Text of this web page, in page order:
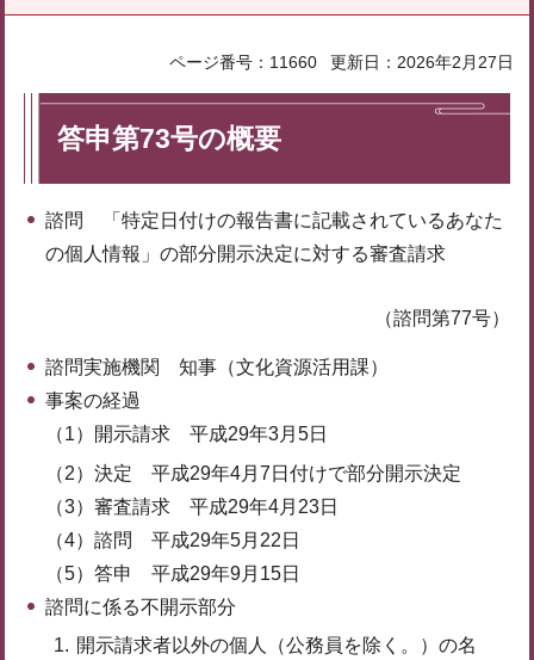
ページ番号：11660 更新日：2026年2月27日
答申第73号の概要
諮問 「特定日付けの報告書に記載されているあなた
の個人情報」の部分開示決定に対する審査請求
（諮問第77号）
諮問実施機関 知事（文化資源活用課）
事案の経過
（1）開示請求 平成29年3月5日
（2）決定 平成29年4月7日付けで部分開示決定
（3）審査請求 平成29年4月23日
（4）諮問 平成29年5月22日
（5）答申 平成29年9月15日
諮問に係る不開示部分
開示請求者以外の個人（公務員を除く。）の名